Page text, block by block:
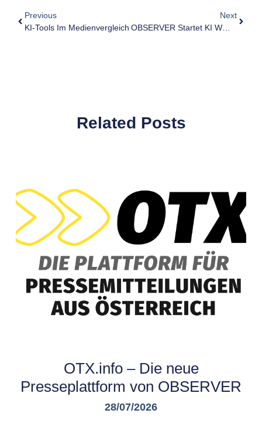
Previous
KI-Tools Im Medienvergleich
Next
OBSERVER Startet KI WM-Radar
Related Posts
OTX.info – Die neue
Presseplattform von OBSERVER
28/07/2026